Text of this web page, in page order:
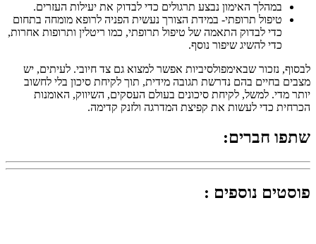
במהלך האימון נבצע תרגולים כדי לבדוק את יעילות העזרים.
טיפול תרופתי- במידת הצורך נעשית הפניה לרופא מומחה בתחום
כדי לבדוק התאמה של טיפול תרופתי, כמו ריטלין ותרופות אחרות,
כדי להשיג שיפור נוסף.
לבסוף, נזכור שבאימפולסיביות אפשר למצוא גם צד חיובי. לעיתים, יש
מצבים בחיים בהם נדרשת תגובה מידית, תוך לקיחת סיכון בלי לחשוב
יותר מדי. למשל, לקיחת סיכונים בעולם העסקים, השיווק, האומנות
הכרחית כדי לעשות את קפיצת המדרגה ולזנק קדימה.
שתפו חברים:
פוסטים נוספים :